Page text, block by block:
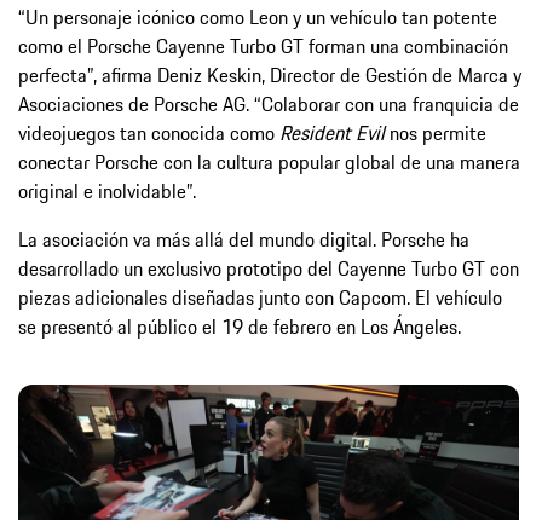
“Un personaje icónico como Leon y un vehículo tan potente
como el Porsche Cayenne Turbo GT forman una combinación
perfecta”, afirma Deniz Keskin, Director de Gestión de Marca y
Asociaciones de Porsche AG. “Colaborar con una franquicia de
videojuegos tan conocida como Resident Evilnos permite
conectar Porsche con la cultura popular global de una manera
original e inolvidable”.
La asociación va más allá del mundo digital. Porsche ha
desarrollado un exclusivo prototipo del Cayenne Turbo GT con
piezas adicionales diseñadas junto con Capcom. El vehículo
se presentó al público el 19 de febrero en Los Ángeles.